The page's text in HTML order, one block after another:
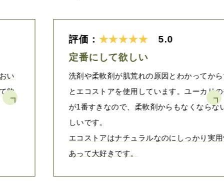
★★★★★5.0
定番にして欲しい
洗剤や柔軟剤が肌荒れの原因とわかってからずっ
とエコストアを使用しています。ユーカリの香り
が1番すきなので、柔軟剤からもなくならないで欲
エコストアはナチュラルなのにしっかり実用性が
あって大好きです。